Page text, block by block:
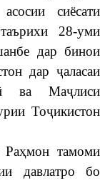
сиёсати
28-уми
дар бинои
дар ҷаласаи
ва Маҷлиси
Тоҷикистон
Раҳмон тамоми
давлатро бо